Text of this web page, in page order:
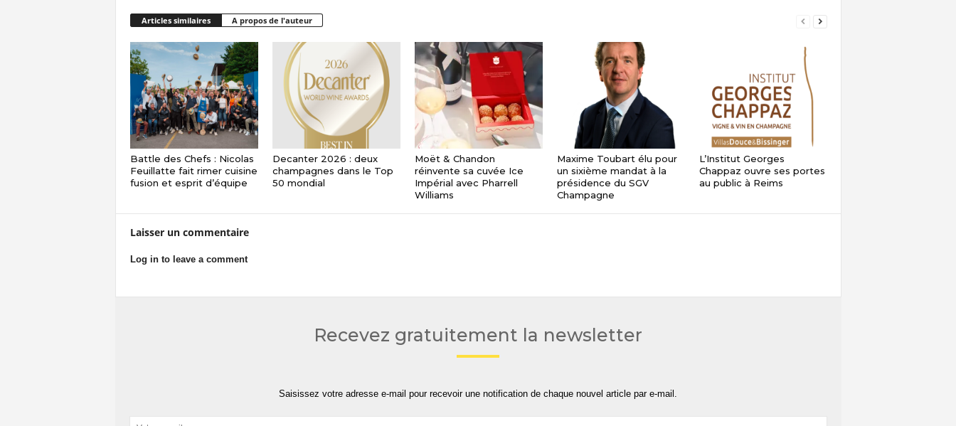
Articles similaires A propos de l'auteur
Battle des Chefs : Nicolas
Feuillatte fait rimer cuisine
fusion et esprit d’équipe
Decanter 2026 : deux
champagnes dans le Top
50 mondial
Moët & Chandon
réinvente sa cuvée Ice
Impérial avec Pharrell
Williams
Maxime Toubart élu pour
un sixième mandat à la
présidence du SGV
Champagne
L’Institut Georges
Chappaz ouvre ses portes
au public à Reims
Laisser un commentaire
Log in to leave a comment
Recevez gratuitement la newsletter
Saisissez votre adresse e-mail pour recevoir une notification de chaque nouvel article par e-mail.